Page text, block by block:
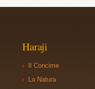
Haraji
Il Concime
La Natura